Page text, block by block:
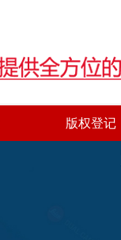
版权登记